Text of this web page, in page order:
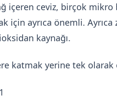
içeren ceviz, birçok
için ayrıca önemli.
kaynağı.
katmak yerine tek